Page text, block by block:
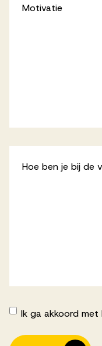
Motivatie
Hoe ben je bij de
Akkoord
Algemene
Ik ga akkoord met